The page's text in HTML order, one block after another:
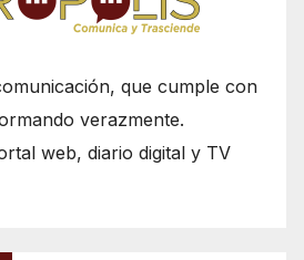
que cumple con
verazmente.
web, diario digital y TV